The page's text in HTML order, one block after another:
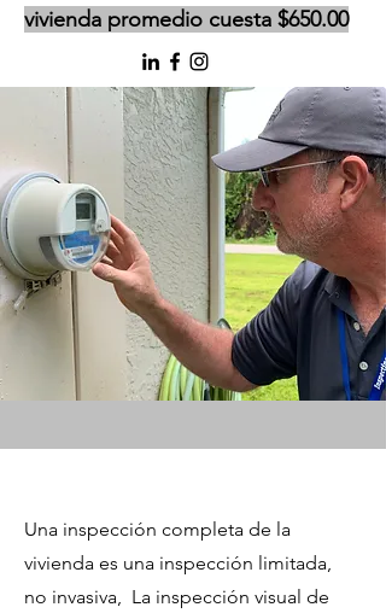
vivienda promedio cuesta $650.00
Una inspección completa de la
vivienda es una inspección limitada,
no invasiva, La inspección visual de